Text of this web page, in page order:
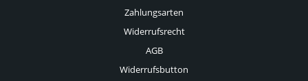
Zahlungsarten
Widerrufsrecht
AGB
Widerrufsbutton